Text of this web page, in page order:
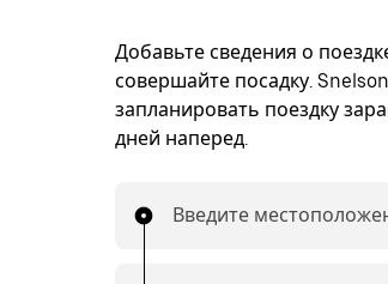
Добавьте сведения о
совершайте посадку.
запланировать поездку
дней наперед.
Введите